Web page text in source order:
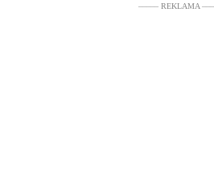
––––– REKLAMA